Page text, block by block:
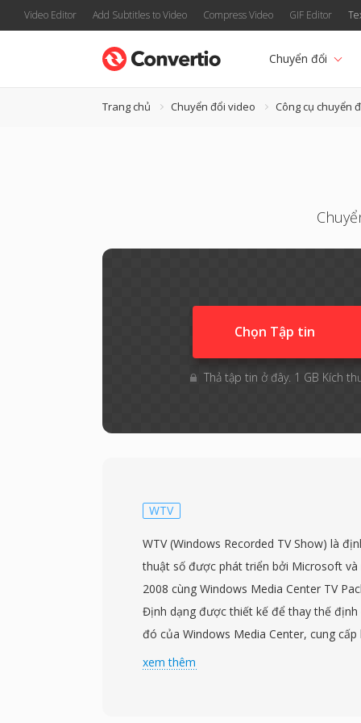
Video Editor Add Subtitles to Video Compress Video GIF Editor
Chuyển đổi
Trang chủ Chuyển đổi video Công cụ chuyển
Chọn Tập tin
Thả tập tin ở đây. 1 GB Kích
WTV
WTV (Windows Recorded TV Show) là
thuật số được phát triển bởi Microsoft
2008 cùng Windows Media Center TV
Định dạng được thiết kế để thay thế định
đó của Windows Media Center, cung
hơn cho việc ghi các chương trình truyền
xem thêm